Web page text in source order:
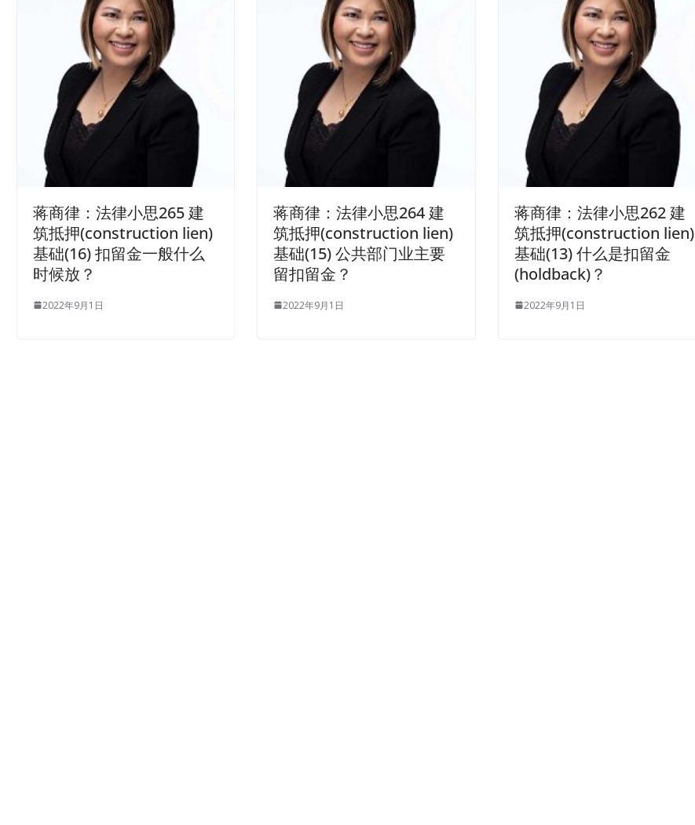
蒋商律：法律小思265 建
筑抵押(construction lien)
基础(16) 扣留金一般什么
时候放？
2022年9月1日
蒋商律：法律小思264 建
筑抵押(construction lien)
基础(15) 公共部门业主要
留扣留金？
2022年9月1日
蒋商律：法律小思262 建
筑抵押(construction lien)
基础(13) 什么是扣留金
(holdback)？
2022年9月1日